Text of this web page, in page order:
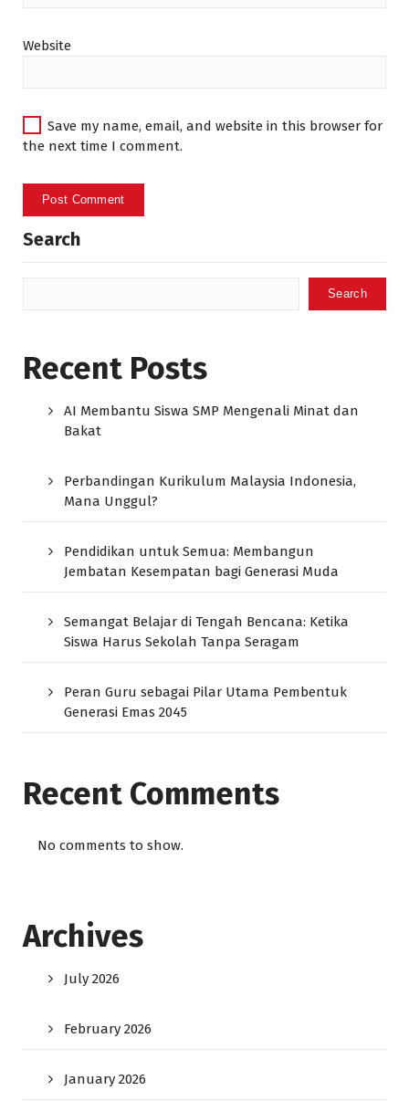
Website
Save my name, email, and website in this browser for
the next time I comment.
Search
Search
Recent Posts
AI Membantu Siswa SMP Mengenali Minat dan
Bakat
Perbandingan Kurikulum Malaysia Indonesia,
Mana Unggul?
Pendidikan untuk Semua: Membangun
Jembatan Kesempatan bagi Generasi Muda
Semangat Belajar di Tengah Bencana: Ketika
Siswa Harus Sekolah Tanpa Seragam
Peran Guru sebagai Pilar Utama Pembentuk
Generasi Emas 2045
Recent Comments
No comments to show.
Archives
July 2026
February 2026
January 2026